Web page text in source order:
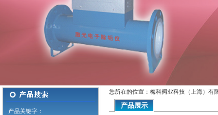
产品关键字：
您所在的位置：梅科阀业科技（上海）有
产品展示